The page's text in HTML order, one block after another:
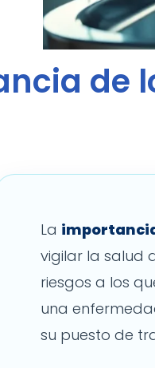
de
La
vigilar la salud
riesgos a los
una
su puesto de